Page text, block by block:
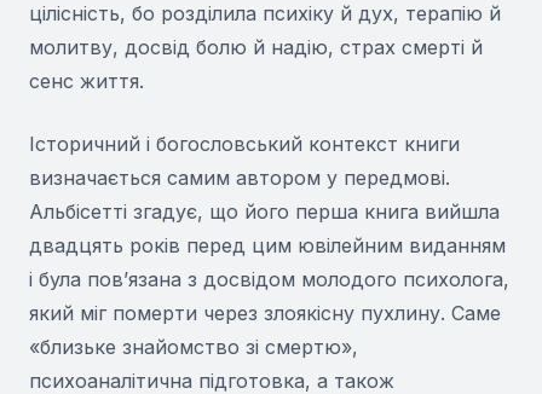
цілісність, бо розділила психіку й дух, терапію й
молитву, досвід болю й надію, страх смерті й
сенс життя.
Історичний і богословський контекст книги
визначається самим автором у передмові.
Альбісетті згадує, що його перша книга вийшла
двадцять років перед цим ювілейним виданням
і була пов’язана з досвідом молодого психолога,
який міг померти через злоякісну пухлину. Саме
«близьке знайомство зі смертю»,
психоаналітична підготовка, а також